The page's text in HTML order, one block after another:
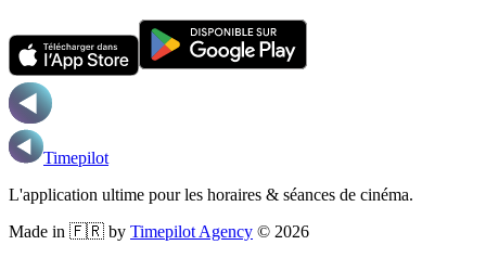
Timepilot
L'application ultime pour les horaires & séances de cinéma.
Made in 🇫🇷 by Timepilot Agency © 2026